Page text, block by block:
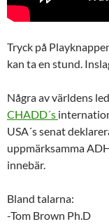
Tryck på
kan ta en stund.
Några av världens
CHADD´s
USA´s senat
uppmärksamma
innebär.
Bland talarna:
-Tom Brown Ph.D